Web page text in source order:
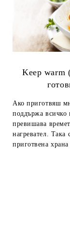
Keep warm
Ако приготвяш
поддържа всичко
превишава
нагревател. Така
приготвена